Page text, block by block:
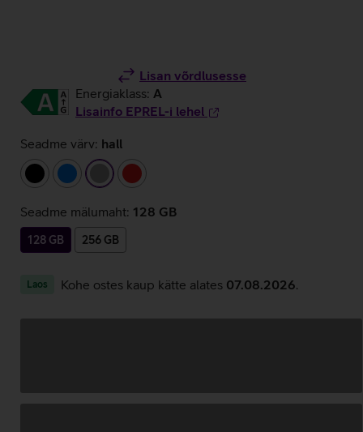
Lisan võrdlusesse
Energiaklass: A
Lisainfo EPREL-i lehel
Seadme värv: hall
must
sinine hall punane
Seadme mälumaht: 128 GB
128 GB 256 GB
Laos Kohe ostes kaup kätte alates 07.08.2026